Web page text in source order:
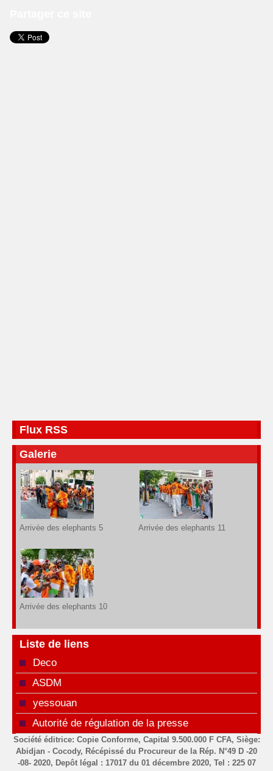
Flux RSS
Galerie
Arrivée des elephants 5 Arrivée des elephants 11
Arrivée des elephants 10
Liste de liens
Deco
ASDM
yessouan
Autorité de régulation de la presse
Société éditrice: Copie Conforme, Capital 9.500.000 F CFA, Siège:
Abidjan - Cocody, Récépissé du Procureur de la Rép. N°49 D -20
-08- 2020, Depôt légal : 17017 du 01 décembre 2020, Tel : 225 07